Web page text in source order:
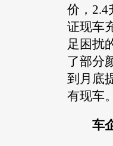
价，2.4
证现车
足困扰
了部分
到月底
有现车
车